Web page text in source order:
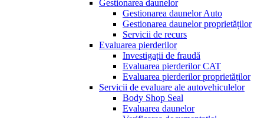
Gestionarea daunelor
Gestionarea daunelor Auto
Gestionarea daunelor proprietăților
Servicii de recurs
Evaluarea pierderilor
Investigații de fraudă
Evaluarea pierderilor CAT
Evaluarea pierderilor proprietăților
Servicii de evaluare ale autovehiculelor
Body Shop Seal
Evaluarea daunelor